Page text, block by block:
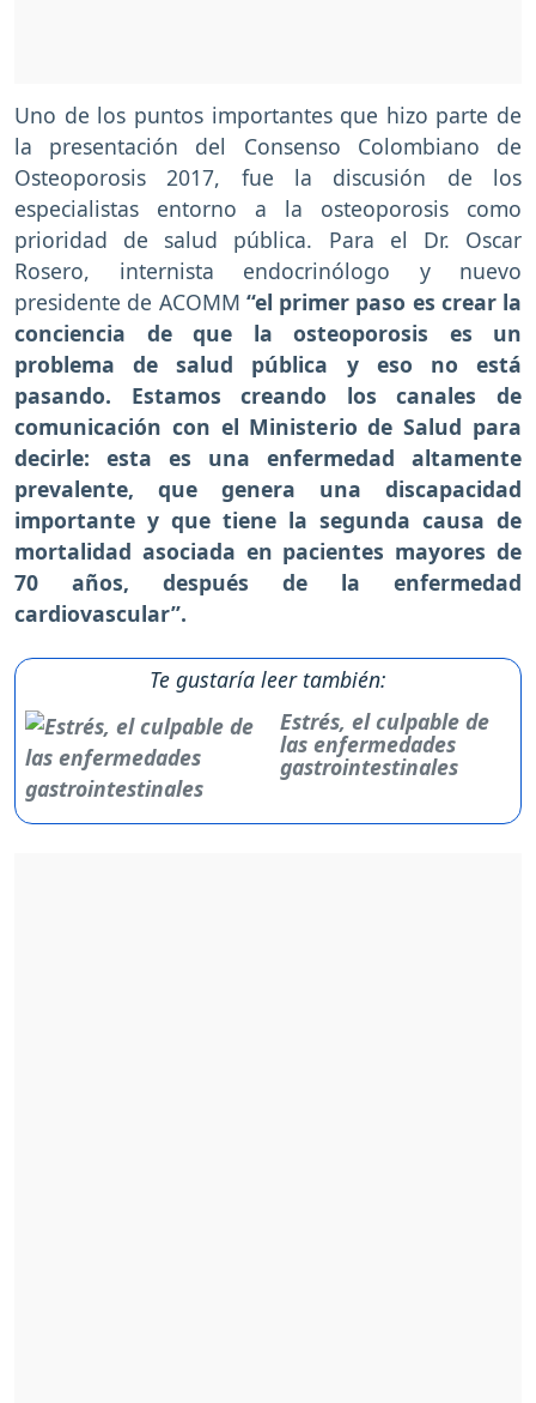
Uno de los puntos importantes que hizo parte de
la presentación del Consenso Colombiano de
Osteoporosis 2017, fue la discusión de los
especialistas entorno a la osteoporosis como
prioridad de salud pública. Para el Dr. Oscar
Rosero, internista endocrinólogo y nuevo
presidente de ACOMM “el primer paso es crear la
conciencia de que la osteoporosis es un
problema de salud pública y eso no está
pasando. Estamos creando los canales de
comunicación con el Ministerio de Salud para
decirle: esta es una enfermedad altamente
prevalente, que genera una discapacidad
importante y que tiene la segunda causa de
mortalidad asociada en pacientes mayores de
70 años, después de la enfermedad
cardiovascular”.
Te gustaría leer también:
Estrés, el culpable de
las enfermedades
gastrointestinales